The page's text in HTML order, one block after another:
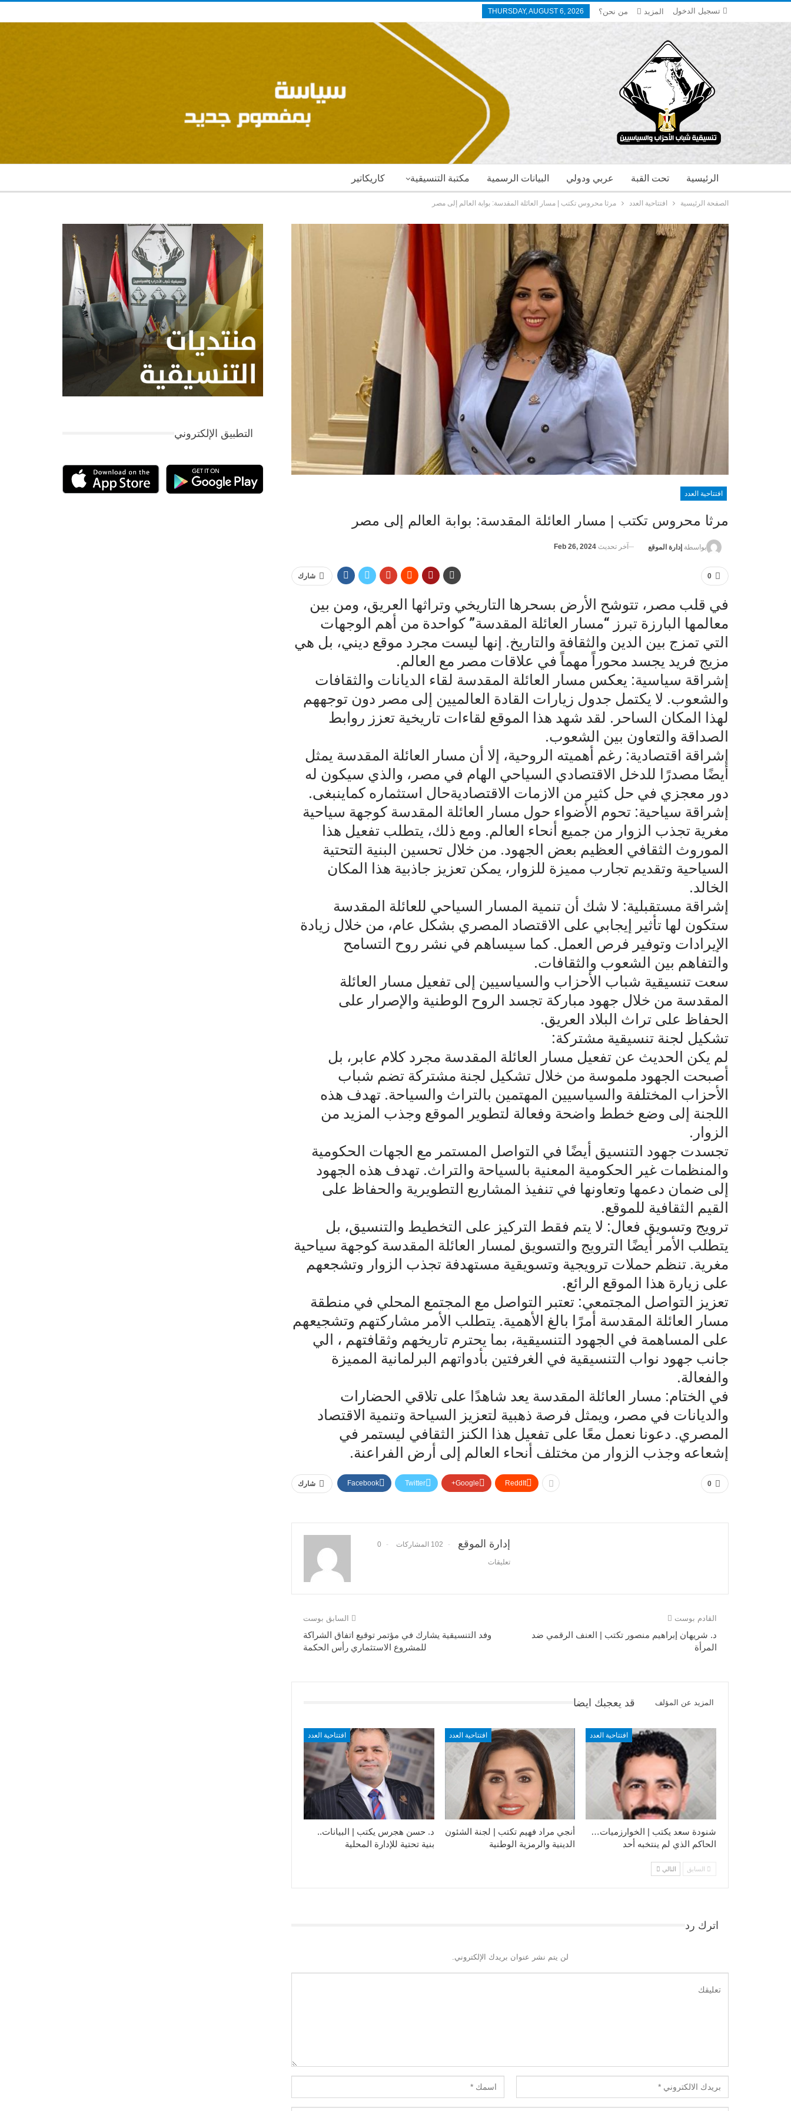
تسجيل الدخول THURSDAY, AUGUST 6, 2026 من نحن؟ المزيد
كاريكاتير مكتبة التنسيقية البيانات الرسمية عربي ودولي تحت القبة الرئيسية
الصفحة الرئيسية افتتاحية العدد مرثا محروس تكتب | مسار العائلة المقدسة: بوابة العالم إلى مصر
افتتاحية العدد
مرثا محروس تكتب | مسار العائلة المقدسة: بوابة العالم إلى مصر
بواسطة إدارة الموقع آخر تحديث Feb 26, 2024
0 شارك
في قلب مصر، تتوشح الأرض بسحرها التاريخي وتراثها العريق، ومن بين
معالمها البارزة تبرز “مسار العائلة المقدسة” كواحدة من أهم الوجهات
التي تمزج بين الدين والثقافة والتاريخ. إنها ليست مجرد موقع ديني، بل هي
مزيج فريد يجسد محوراً مهماً في علاقات مصر مع العالم.
إشراقة سياسية: يعكس مسار العائلة المقدسة لقاء الديانات والثقافات
والشعوب. لا يكتمل جدول زيارات القادة العالميين إلى مصر دون توجههم
لهذا المكان الساحر. لقد شهد هذا الموقع لقاءات تاريخية تعزز روابط
الصداقة والتعاون بين الشعوب.
إشراقة اقتصادية: رغم أهميته الروحية، إلا أن مسار العائلة المقدسة يمثل
أيضًا مصدرًا للدخل الاقتصادي السياحي الهام في مصر، والذي سيكون له
دور معجزي في حل كثير من الازمات الاقتصاديةحال استثماره كماينبغى.
إشراقة سياحية: تحوم الأضواء حول مسار العائلة المقدسة كوجهة سياحية
مغرية تجذب الزوار من جميع أنحاء العالم. ومع ذلك، يتطلب تفعيل هذا
الموروث الثقافي العظيم بعض الجهود. من خلال تحسين البنية التحتية
السياحية وتقديم تجارب مميزة للزوار، يمكن تعزيز جاذبية هذا المكان
الخالد.
إشراقة مستقبلية: لا شك أن تنمية المسار السياحي للعائلة المقدسة
ستكون لها تأثير إيجابي على الاقتصاد المصري بشكل عام، من خلال زيادة
الإيرادات وتوفير فرص العمل. كما سيساهم في نشر روح التسامح
والتفاهم بين الشعوب والثقافات.
سعت تنسيقية شباب الأحزاب والسياسيين إلى تفعيل مسار العائلة
المقدسة من خلال جهود مباركة تجسد الروح الوطنية والإصرار على
الحفاظ على تراث البلاد العريق.
تشكيل لجنة تنسيقية مشتركة:
لم يكن الحديث عن تفعيل مسار العائلة المقدسة مجرد كلام عابر، بل
أصبحت الجهود ملموسة من خلال تشكيل لجنة مشتركة تضم شباب
الأحزاب المختلفة والسياسيين المهتمين بالتراث والسياحة. تهدف هذه
اللجنة إلى وضع خطط واضحة وفعالة لتطوير الموقع وجذب المزيد من
الزوار.
تجسدت جهود التنسيق أيضًا في التواصل المستمر مع الجهات الحكومية
والمنظمات غير الحكومية المعنية بالسياحة والتراث. تهدف هذه الجهود
إلى ضمان دعمها وتعاونها في تنفيذ المشاريع التطويرية والحفاظ على
القيم الثقافية للموقع.
ترويج وتسويق فعال: لا يتم فقط التركيز على التخطيط والتنسيق، بل
يتطلب الأمر أيضًا الترويج والتسويق لمسار العائلة المقدسة كوجهة سياحية
مغرية. تنظم حملات ترويجية وتسويقية مستهدفة تجذب الزوار وتشجعهم
على زيارة هذا الموقع الرائع.
تعزيز التواصل المجتمعي: تعتبر التواصل مع المجتمع المحلي في منطقة
مسار العائلة المقدسة أمرًا بالغ الأهمية. يتطلب الأمر مشاركتهم وتشجيعهم
على المساهمة في الجهود التنسيقية، بما يحترم تاريخهم وثقافتهم ، الي
جانب جهود نواب التنسيقية في الغرفتين بأدواتهم البرلمانية المميزة
والفعالة.
في الختام: مسار العائلة المقدسة يعد شاهدًا على تلاقي الحضارات
والديانات في مصر، ويمثل فرصة ذهبية لتعزيز السياحة وتنمية الاقتصاد
المصري. دعونا نعمل معًا على تفعيل هذا الكنز الثقافي ليستمر في
إشعاعه وجذب الزوار من مختلف أنحاء العالم إلى أرض الفراعنة.
0 شارك Facebook Twitter Google+ ReddIt
إدارة الموقع 102 المشاركات 0
تعليقات
السابق بوست
وفد التنسيقية يشارك في مؤتمر توقيع اتفاق الشراكة
للمشروع الاستثماري رأس الحكمة
القادم بوست
د. شريهان إبراهيم منصور تكتب | العنف الرقمي ضد
المرأة
قد يعجبك ايضا المزيد عن المؤلف
افتتاحية العدد
د. حسن هجرس يكتب | البيانات..
بنية تحتية للإدارة المحلية
افتتاحية العدد
أنجي مراد فهيم تكتب | لجنة الشئون
الدينية والرمزية الوطنية
افتتاحية العدد
شنودة سعد يكتب | الخوارزميات…
الحاكم الذي لم ينتخبه أحد
السابق التالي
اترك رد
لن يتم نشر عنوان بريدك الإلكتروني.
التطبيق الإلكتروني